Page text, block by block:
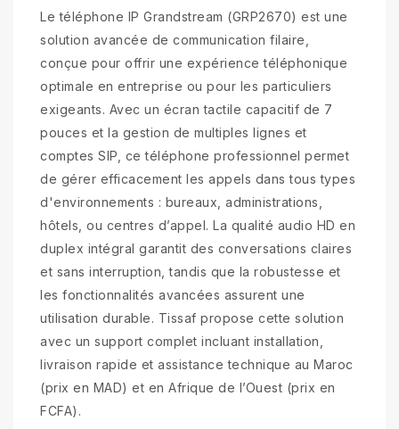
Le téléphone IP Grandstream (GRP2670) est une
solution avancée de communication filaire,
conçue pour offrir une expérience téléphonique
optimale en entreprise ou pour les particuliers
exigeants. Avec un écran tactile capacitif de 7
pouces et la gestion de multiples lignes et
comptes SIP, ce téléphone professionnel permet
de gérer efficacement les appels dans tous types
d'environnements : bureaux, administrations,
hôtels, ou centres d’appel. La qualité audio HD en
duplex intégral garantit des conversations claires
et sans interruption, tandis que la robustesse et
les fonctionnalités avancées assurent une
utilisation durable. Tissaf propose cette solution
avec un support complet incluant installation,
livraison rapide et assistance technique au Maroc
(prix en MAD) et en Afrique de l’Ouest (prix en
FCFA).